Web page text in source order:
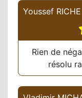
Youssef RICHE
Rien de
résolu